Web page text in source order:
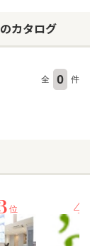
カタログ
全 0
件
位 4